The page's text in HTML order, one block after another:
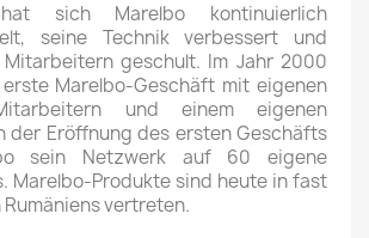
sich Marelbo kontinuierlich
seine Technik verbessert und
geschult. Im Jahr 2000
Marelbo-Geschäft mit eigenen
und einem eigenen
der Eröffnung des ersten Geschäfts
sein Netzwerk auf 60 eigene
Marelbo-Produkte sind heute in fast
Rumäniens vertreten.